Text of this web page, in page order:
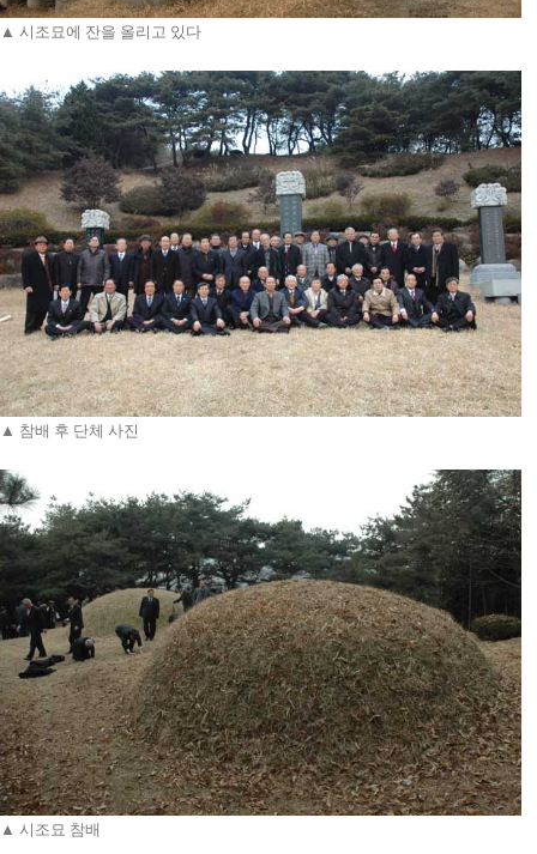
▲ 시조묘에 잔을 올리고 있다
▲ 참배 후 단체 사진
▲ 시조묘 참배